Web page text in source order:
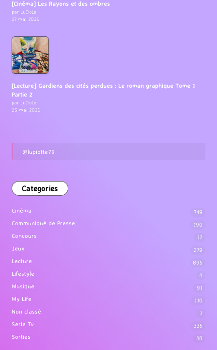
[Cinéma] Les Rayons et des ombres
par LuCioLe
27 mai 2026
[Lecture] Gardiens des cités perdues : Le roman graphique Tome 1
Partie 2
par LuCioLe
25 mai 2026
@lupiotte79
Categories
Cinéma 749
Communiqué de Presse 190
Concours 12
Jeux 279
Lecture 895
Lifestyle 4
Musique 91
My Life 110
Non classé 1
Serie Tv 335
Sorties 38